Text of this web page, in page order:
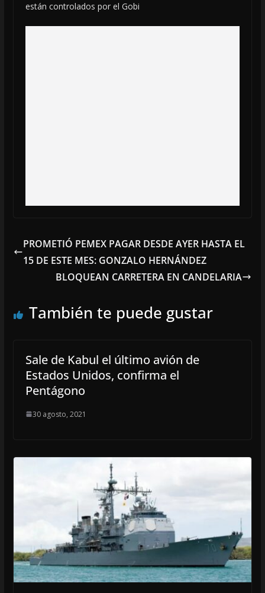
están controlados por el Gobi
PROMETIÓ PEMEX PAGAR DESDE AYER HASTA EL
15 DE ESTE MES: GONZALO HERNÁNDEZ
BLOQUEAN CARRETERA EN CANDELARIA
También te puede gustar
Sale de Kabul el último avión de
Estados Unidos, confirma el
Pentágono
30 agosto, 2021